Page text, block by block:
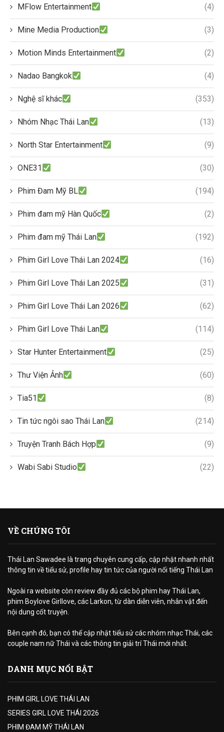
MFlow Entertainment (4)
Mine Media Production (3)
Motion Minds Entertainment (2)
Nadao Bangkok (4)
Nghệ sĩ khác (353)
Nhóm Nhạc Thái Lan (13)
North Star Entertainment (9)
ONE31 (30)
Phim Đam Mỹ BL (194)
Phim đam mỹ Hàn Quốc (2)
Phim đam mỹ Thái Lan (192)
Phim Girl Love Thái Lan 2024 (16)
Phim Girl Love Thái Lan 2025 (31)
Phim Girl Love Thái Lan 2026 (62)
Phim Girl Love Thái Lan (114)
Star Hunter Entertainment (25)
Thư Viện Ảnh (60)
Tia51 (8)
Tin tức ngôi sao Thái Lan (214)
Truyện Tranh Bách Hợp (9)
Wabi Sabi Studio (22)
VỀ CHÚNG TÔI
Thái Lan Sawadee là trang chuyên cung cấp, cập nhật nhanh nhất
thông tin về tiểu sử, profile hay tin tức của người nổi tiếng Thái Lan
Ngoài ra website còn review đầy đủ các bộ phim hay Thái Lan,
phim Boylove Girllove, các Larkon, từ dàn diễn viên, nhân vật đến
nội dung cốt truyện.
Bên cạnh đó, bạn có thể cập nhật tiểu sử các nhóm nhạc Thái, các
couple nam nữ Thái và các thông tin giải trí Thái mới nhất.
DANH MỤC NỔI BẬT
PHIM GIRL LOVE THÁI LAN
SERIES GIRL LOVE THÁI 2026
PHIM ĐAM MỸ THÁI LAN